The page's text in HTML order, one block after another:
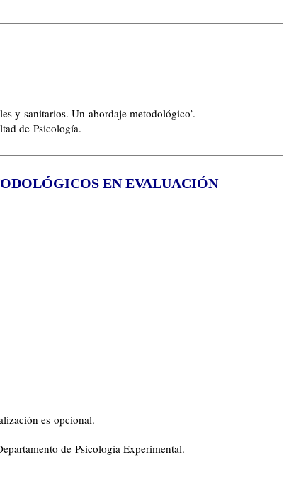
y sanitarios. Un abordaje metodológico’.
de Psicología.
EN EVALUACIÓN
es opcional.
de Psicología Experimental.